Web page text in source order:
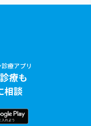
療アプリ
療も
相談